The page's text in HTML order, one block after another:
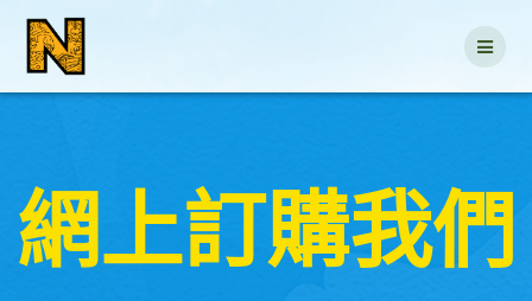
網上訂購我們